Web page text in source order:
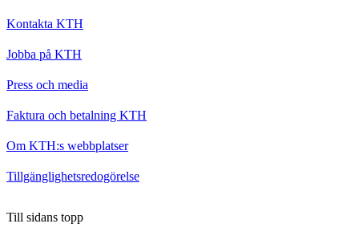
Kontakta KTH
Jobba på KTH
Press och media
Faktura och betalning KTH
Om KTH:s webbplatser
Tillgänglighetsredogörelse
Till sidans topp